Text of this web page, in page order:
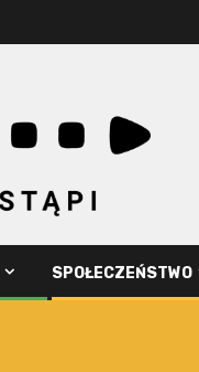
SPOŁECZEŃSTWO